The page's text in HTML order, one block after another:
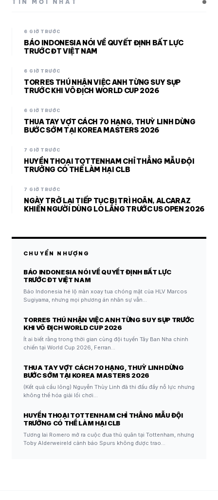
TIN MỚI NHẤT
6 GIỜ TRƯỚC
BÁO INDONESIA NÓI VỀ QUYẾT ĐỊNH BẤT LỰC
TRƯỚC ĐT VIỆT NAM
6 GIỜ TRƯỚC
TORRES THÚ NHẬN VIỆC ANH TỪNG SUY SỤP
TRƯỚC KHI VÔ ĐỊCH WORLD CUP 2026
6 GIỜ TRƯỚC
THUA TAY VỢT CÁCH 70 HẠNG, THUỲ LINH DỪNG
BƯỚC SỚM TẠI KOREA MASTERS 2026
7 GIỜ TRƯỚC
HUYỀN THOẠI TOTTENHAM CHỈ THẲNG MẪU ĐỘI
TRƯỞNG CÓ THỂ LÀM HẠI CLB
7 GIỜ TRƯỚC
NGÀY TRỞ LẠI TIẾP TỤC BỊ TRÌ HOÃN, ALCARAZ
KHIẾN NGƯỜI DÙNG LO LẮNG TRƯỚC US OPEN 2026
CHUYỂN NHƯỢNG
BÁO INDONESIA NÓI VỀ QUYẾT ĐỊNH BẤT LỰC
TRƯỚC ĐT VIỆT NAM
Báo Indonesia hé lộ màn xoay tua chóng mặt của HLV Marcos
Sugiyama, nhưng mọi phương án nhân sự vẫn…
TORRES THÚ NHẬN VIỆC ANH TỪNG SUY SỤP TRƯỚC
KHI VÔ ĐỊCH WORLD CUP 2026
Ít ai biết rằng trong thời gian cùng đội tuyển Tây Ban Nha chinh
chiến tại World Cup 2026, Ferran…
THUA TAY VỢT CÁCH 70 HẠNG, THUỲ LINH DỪNG
BƯỚC SỚM TẠI KOREA MASTERS 2026
(Kết quả cầu lông) Nguyễn Thùy Linh đã thi đấu đầy nỗ lực nhưng
không thể hóa giải lối chơi…
HUYỀN THOẠI TOTTENHAM CHỈ THẲNG MẪU ĐỘI
TRƯỞNG CÓ THỂ LÀM HẠI CLB
Tương lai Romero mở ra cuộc đua thủ quân tại Tottenham, nhưng
Toby Alderweireld cảnh báo Spurs không được trao…